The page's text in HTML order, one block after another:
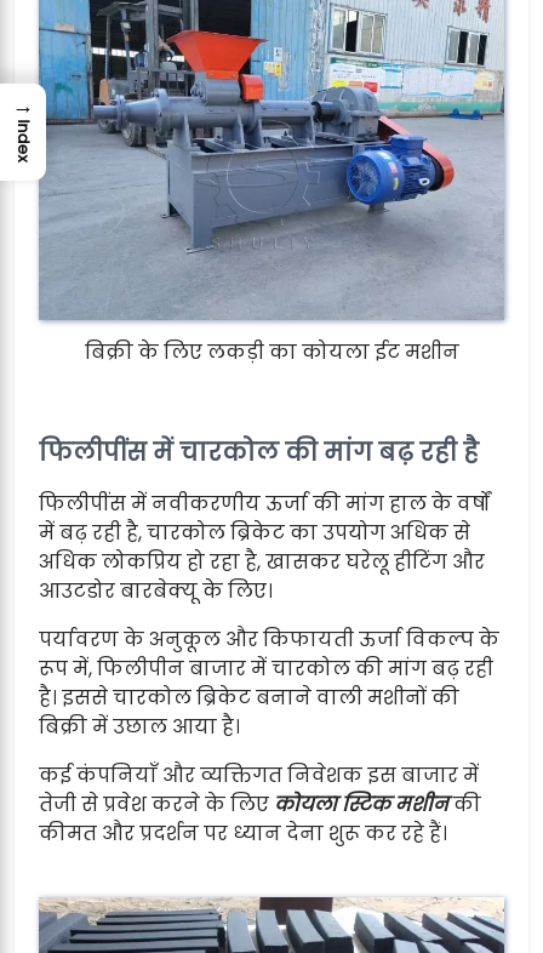
बिक्री के लिए लकड़ी का कोयला ईट मशीन
फिलीपींस में चारकोल की मांग बढ़ रही है
फिलीपींस में नवीकरणीय ऊर्जा की मांग हाल के वर्षों
में बढ़ रही है, चारकोल ब्रिकेट का उपयोग अधिक से
अधिक लोकप्रिय हो रहा है, खासकर घरेलू हीटिंग और
आउटडोर बारबेक्यू के लिए।
पर्यावरण के अनुकूल और किफायती ऊर्जा विकल्प के
रूप में, फिलीपीन बाजार में चारकोल की मांग बढ़ रही
है। इससे चारकोल ब्रिकेट बनाने वाली मशीनों की
बिक्री में उछाल आया है।
कई कंपनियाँ और व्यक्तिगत निवेशक इस बाजार में
तेजी से प्रवेश करने के लिए कोयला स्टिक मशीनकी
कीमत और प्रदर्शन पर ध्यान देना शुरू कर रहे हैं।
→
Index